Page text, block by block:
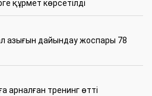
құрмет көрсетілді
азығын дайындау жоспары 78
арналған тренинг өтті